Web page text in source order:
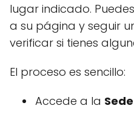
lugar indicado.
a su página y seguir
verificar si tienes
El proceso es sencillo:
Accede a la